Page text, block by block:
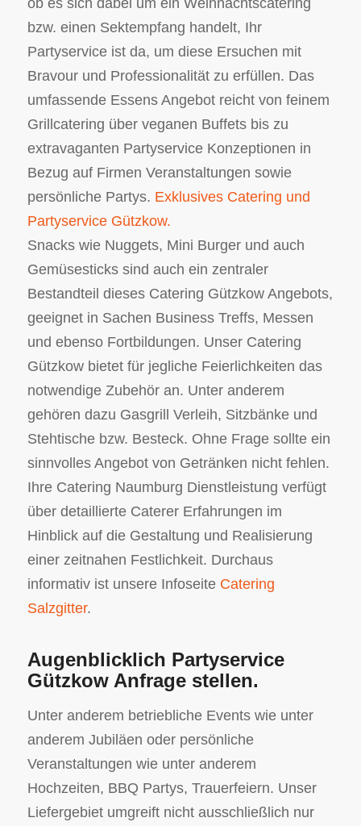
bzw. einen Sektempfang handelt, Ihr
Partyservice ist da, um diese Ersuchen mit
Bravour und Professionalität zu erfüllen. Das
umfassende Essens Angebot reicht von feinem
Grillcatering über veganen Buffets bis zu
extravaganten Partyservice Konzeptionen in
Bezug auf Firmen Veranstaltungen sowie
persönliche Partys. Exklusives Catering und
Partyservice Gützkow.
Snacks wie Nuggets, Mini Burger und auch
Gemüsesticks sind auch ein zentraler
Bestandteil dieses Catering Gützkow Angebots,
geeignet in Sachen Business Treffs, Messen
und ebenso Fortbildungen. Unser Catering
Gützkow bietet für jegliche Feierlichkeiten das
notwendige Zubehör an. Unter anderem
gehören dazu Gasgrill Verleih, Sitzbänke und
Stehtische bzw. Besteck. Ohne Frage sollte ein
sinnvolles Angebot von Getränken nicht fehlen.
Ihre Catering Naumburg Dienstleistung verfügt
über detaillierte Caterer Erfahrungen im
Hinblick auf die Gestaltung und Realisierung
einer zeitnahen Festlichkeit. Durchaus
informativ ist unsere Infoseite Catering
Salzgitter.
Augenblicklich Partyservice
Gützkow Anfrage stellen.
Unter anderem betriebliche Events wie unter
anderem Jubiläen oder persönliche
Veranstaltungen wie unter anderem
Hochzeiten, BBQ Partys, Trauerfeiern. Unser
Liefergebiet umgreift nicht ausschließlich nur